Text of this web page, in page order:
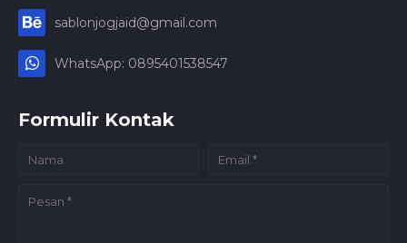
sablonjogjaid@gmail.com
WhatsApp: 0895401538547
Formulir Kontak